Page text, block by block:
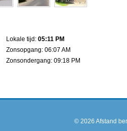
Lokale tijd: 05:11 PM
Zonsopgang: 06:07 AM
Zonsondergang: 09:18 PM
© 2026 Afstand